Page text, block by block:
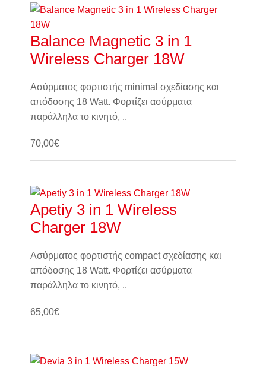
Balance Magnetic 3 in 1
Wireless Charger 18W
Ασύρματος φορτιστής minimal σχεδίασης και
απόδοσης 18 Watt. Φορτίζει ασύρματα
παράλληλα το κινητό, ..
70,00€
Apetiy 3 in 1 Wireless
Charger 18W
Ασύρματος φορτιστής compact σχεδίασης και
απόδοσης 18 Watt. Φορτίζει ασύρματα
παράλληλα το κινητό, ..
65,00€